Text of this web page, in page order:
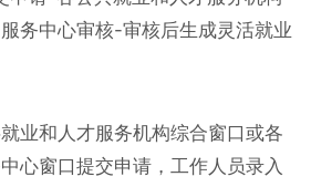
务中心审核-审核后生成灵活就业
业和人才服务机构综合窗口或各
心窗口提交申请，工作人员录入